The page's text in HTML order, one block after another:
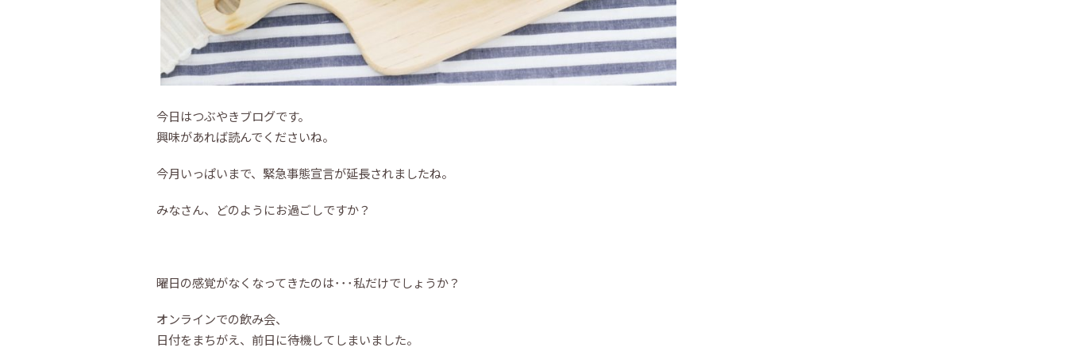
今日はつぶやきブログです。
興味があれば読んでくださいね。
今月いっぱいまで、緊急事態宣言が延長されましたね。
みなさん、どのようにお過ごしですか？
曜日の感覚がなくなってきたのは･･･私だけでしょうか？
オンラインでの飲み会、
日付をまちがえ、前日に待機してしまいました。